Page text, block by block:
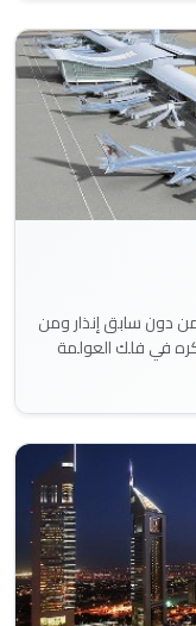
مفاجئ ومن دون سابق إنذار ومن
في فلك العولمة
من التكامل الدولي..